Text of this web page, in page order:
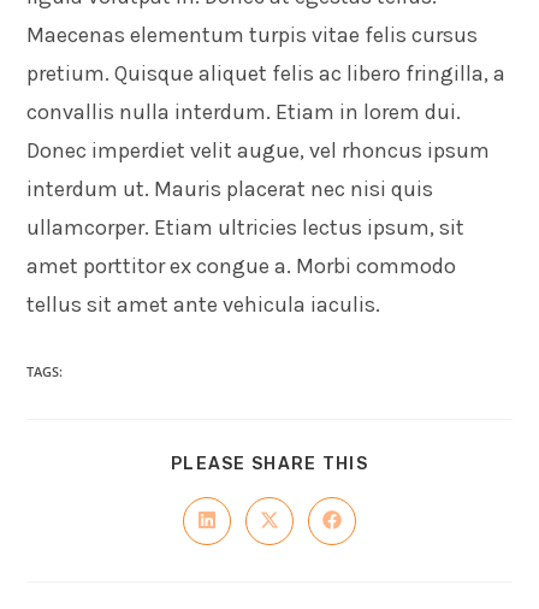
Maecenas elementum turpis vitae felis cursus
pretium. Quisque aliquet felis ac libero fringilla, a
convallis nulla interdum. Etiam in lorem dui.
Donec imperdiet velit augue, vel rhoncus ipsum
interdum ut. Mauris placerat nec nisi quis
ullamcorper. Etiam ultricies lectus ipsum, sit
amet porttitor ex congue a. Morbi commodo
tellus sit amet ante vehicula iaculis.
TAGS:
PLEASE SHARE THIS